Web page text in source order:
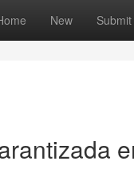
New Submit